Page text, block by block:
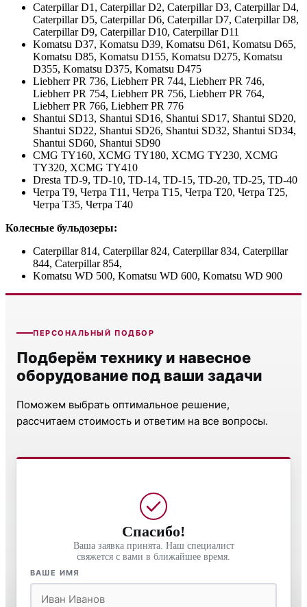
Caterpillar D1, Caterpillar D2, Caterpillar D3, Caterpillar D4,
Caterpillar D5, Caterpillar D6, Caterpillar D7, Caterpillar D8,
Caterpillar D9, Caterpillar D10, Caterpillar D11
Komatsu D37, Komatsu D39, Komatsu D61, Komatsu D65,
Komatsu D85, Komatsu D155, Komatsu D275, Komatsu
D355, Komatsu D375, Komatsu D475
Liebherr PR 736, Liebherr PR 744, Liebherr PR 746,
Liebherr PR 754, Liebherr PR 756, Liebherr PR 764,
Liebherr PR 766, Liebherr PR 776
Shantui SD13, Shantui SD16, Shantui SD17, Shantui SD20,
Shantui SD22, Shantui SD26, Shantui SD32, Shantui SD34,
Shantui SD60, Shantui SD90
CMG TY160, XCMG TY180, XCMG TY230, XCMG
TY320, XCMG TY410
Dresta TD-9, TD-10, TD-14, TD-15, TD-20, TD-25, TD-40
Четра Т9, Четра Т11, Четра Т15, Четра Т20, Четра Т25,
Четра Т35, Четра Т40
Колесные бульдозеры:
Caterpillar 814, Caterpillar 824, Caterpillar 834, Caterpillar
844, Caterpillar 854,
Komatsu WD 500, Komatsu WD 600, Komatsu WD 900
ПЕРСОНАЛЬНЫЙ ПОДБОР
Подберём технику и навесное
оборудование под ваши задачи
Поможем выбрать оптимальное решение,
рассчитаем стоимость и ответим на все вопросы.
Спасибо!
Ваша заявка принята. Наш специалист
свяжется с вами в ближайшее время.
ВАШЕ ИМЯ